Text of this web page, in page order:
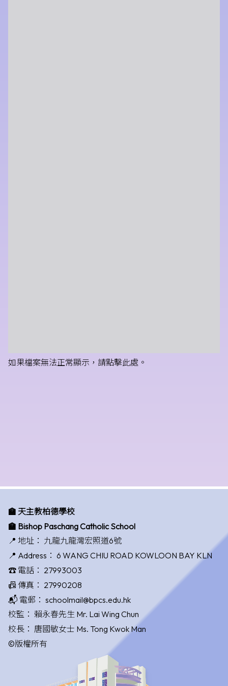
如果檔案無法正常顯示，請點擊此處。
🏫 天主教柏德學校
🏫 Bishop Paschang Catholic School
📍 地址： 九龍九龍灣宏照道6號
📍 Address： 6 WANG CHIU ROAD KOWLOON BAY KLN
☎️ 電話： 27993003
📠 傳真： 27990208
📬 電郵： schoolmail@bpcs.edu.hk
校監： 賴永春先生 Mr. Lai Wing Chun
校長： 唐國敏女士 Ms. Tong Kwok Man
©版權所有